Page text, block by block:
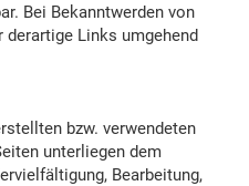
Bei Bekanntwerden von
derartige Links umgehend
bzw. verwendeten
unterliegen dem
Bearbeitung,